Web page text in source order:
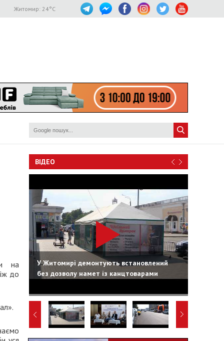
Житомир: 24°C
на
до
ВІДЕО
У Житомирі демонтують встановлений
без дозволу намет із канцтоварами